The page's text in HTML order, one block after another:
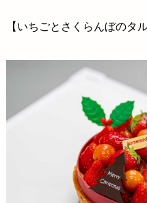
【いちごとさくらんぼのタ